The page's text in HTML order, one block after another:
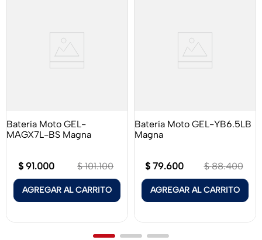
Batería Moto GEL-
MAGX7L-BS Magna
$ 101.100
$ 91.000
AGREGAR AL CARRITO
Batería Moto GEL-YB6.5LB
Magna
$ 88.400
$ 79.600
AGREGAR AL CARRITO